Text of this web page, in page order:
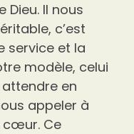
Dieu. Il nous
c’est
service et la
modèle, celui
en
appeler à
cœur. Ce